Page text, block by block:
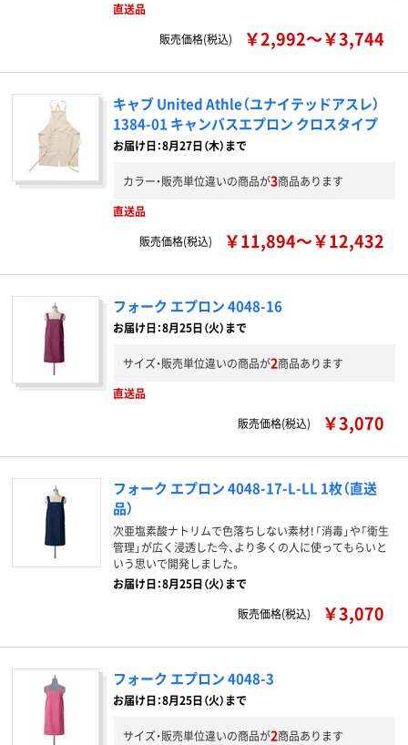
直送品
販売価格(税込)
￥2,992～￥3,744
キャブ United Athle（ユナイテッドアスレ）
1384-01 キャンバスエプロン クロスタイプ
お届け日：8月27日（木）まで
カラー・販売単位違いの商品が3商品あります
直送品
販売価格(税込)
￥11,894～￥12,432
フォーク エプロン 4048-16
お届け日：8月25日（火）まで
サイズ・販売単位違いの商品が2商品あります
直送品
販売価格(税込)
￥3,070
フォーク エプロン 4048-17-L-LL 1枚（直送
品）
次亜塩素酸ナトリムで色落ちしない素材！「消毒」や「衛生
管理」が広く浸透した今、より多くの人に使ってもらいと
いう思いで開発しました。
お届け日：8月25日（火）まで
販売価格(税込)
￥3,070
フォーク エプロン 4048-3
お届け日：8月25日（火）まで
サイズ・販売単位違いの商品が2商品あります